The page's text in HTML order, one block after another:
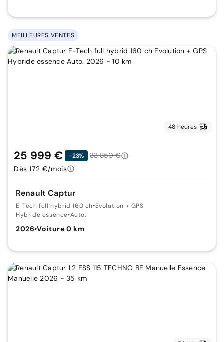
MEILLEURES VENTES
48 heures
Renault Captur
E-Tech full hybrid 160 ch•Evolution + GPS
Hybride essence•Auto.
2026•Voiture 0 km
25 999 € -23%
33 850 €
Dès 172 €/mois